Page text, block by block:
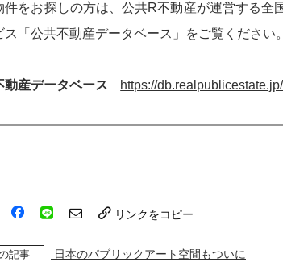
件をお探しの方は、公共R不動産が運営する全
ス「公共不動産データベース」をご覧ください。
動産データベース https://db.realpublicestate.jp/
リンクをコピー
記事
日本のパブリックアート空間もついに